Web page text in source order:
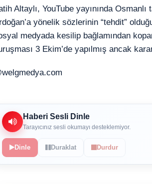
Altaylı, YouTube yayınında
yönelik sözlerinin “tehdit”
medyada kesilip bağlamından
3 Ekim’de yapılmış ancak
Haberi Sesli Dinle
Tarayıcınız sesli okumayı desteklemiyor.
Dinle Duraklat Durdur